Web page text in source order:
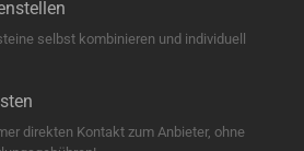
selbst kombinieren und individuell
direkten Kontakt zum Anbieter, ohne